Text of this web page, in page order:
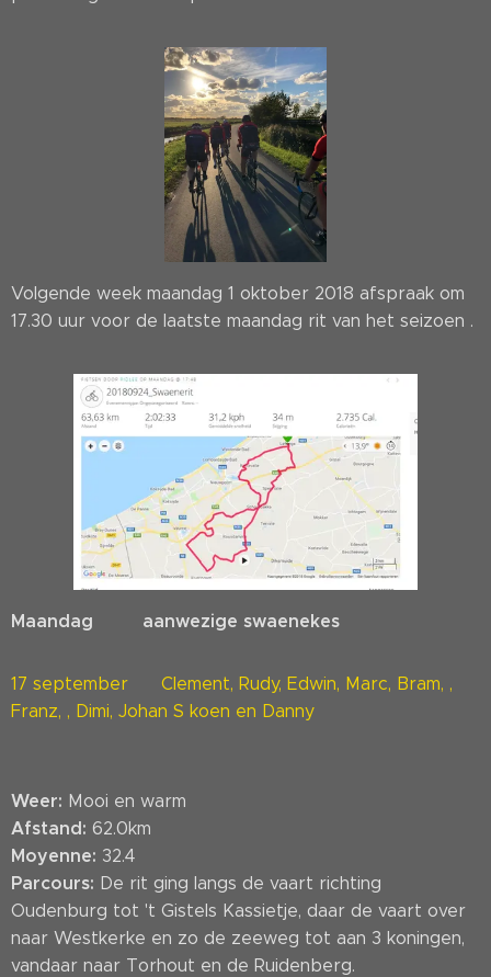
Volgende week maandag 1 oktober 2018 afspraak om
17.30 uur voor de laatste maandag rit van het seizoen .
Maandag aanwezige swaenekes
17 september Clement, Rudy, Edwin, Marc, Bram, ,
Franz, , Dimi, Johan S koen en Danny
Weer: Mooi en warm
Afstand: 62.0km
Moyenne: 32.4
Parcours: De rit ging langs de vaart richting
Oudenburg tot 't Gistels Kassietje, daar de vaart over
naar Westkerke en zo de zeeweg tot aan 3 koningen,
vandaar naar Torhout en de Ruidenberg.